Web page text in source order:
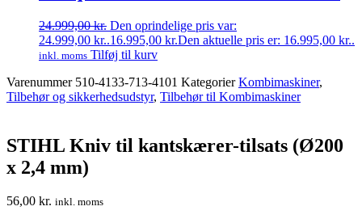
24.999,00kr. Den oprindelige pris var:
24.999,00 kr..16.995,00 kr.Den aktuelle pris er: 16.995,00 kr..
inkl. moms Tilføj til kurv
Varenummer 510-4133-713-4101 Kategorier Kombimaskiner,
Tilbehør og sikkerhedsudstyr, Tilbehør til Kombimaskiner
STIHL Kniv til kantskærer-tilsats (Ø200
x 2,4 mm)
56,00 kr. inkl. moms